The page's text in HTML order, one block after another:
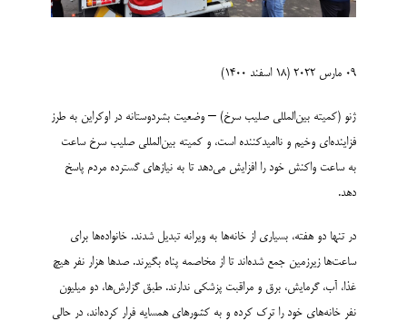
09 مارس 2022 (18 اسفند 1400)
ژنو (کمیته بین‌­المللی صلیب سرخ) – وضعیت بشردوستانه در اوکراین به طرز
فزاینده­‌ای وخیم و ناامیدکننده است، و کمیته بین‌­المللی صلیب سرخ ساعت
به ساعت واکنش خود را افزایش می‌دهد تا به نیازهای گسترده مردم پاسخ
دهد.
در تنها دو هفته، بسیاری از خانه‌­ها به ویرانه تبدیل شدند. خانواده‌ها برای
ساعت‌ها زیرزمین جمع شده‌اند تا از مخاصمه پناه بگیرند. صدها هزار نفر هیچ
غذا، آب، گرمایش، برق و مراقبت پزشکی ندارند. طبق گزارش‌­ها، دو میلیون
نفر خانه‌های خود را ترک کرده و به کشورهای همسایه فرار کرده‌اند، در حالی